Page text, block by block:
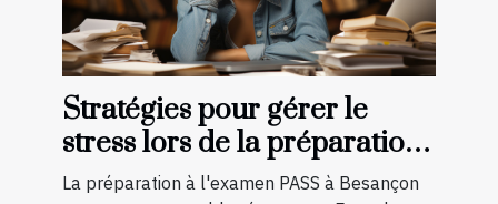
Stratégies pour gérer le
stress lors de la préparation
à l'examen PASS à Besançon
La préparation à l'examen PASS à Besançon